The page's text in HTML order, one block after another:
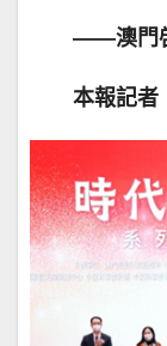
——澳門
本報記